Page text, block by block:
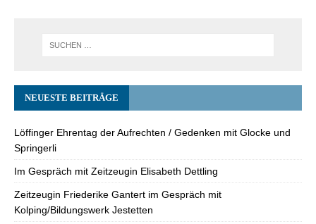
NEUESTE BEITRÄGE
Löffinger Ehrentag der Aufrechten / Gedenken mit Glocke und
Springerli
Im Gespräch mit Zeitzeugin Elisabeth Dettling
Zeitzeugin Friederike Gantert im Gespräch mit
Kolping/Bildungswerk Jestetten